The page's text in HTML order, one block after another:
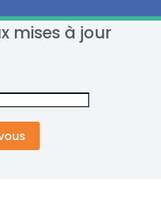
mises à jour